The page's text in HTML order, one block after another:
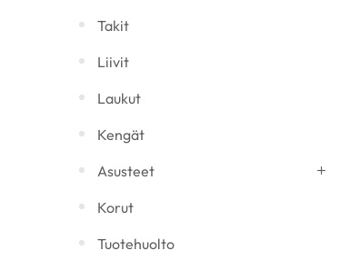
Takit
Liivit
Laukut
Kengät
Asusteet
Korut
Tuotehuolto